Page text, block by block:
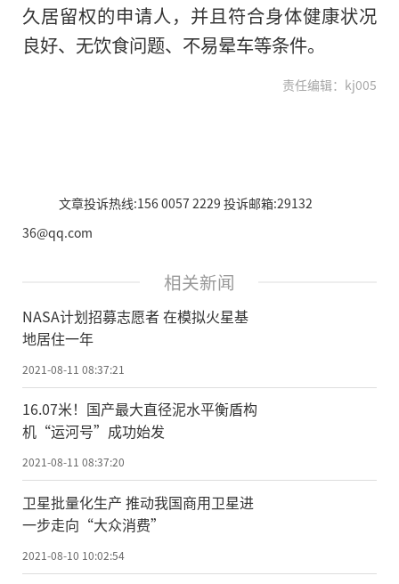
久居留权的申请人，并且符合身体健康状况
良好、无饮食问题、不易晕车等条件。
责任编辑：kj005
文章投诉热线:156 0057 2229 投诉邮箱:29132
36@qq.com
相关新闻
NASA计划招募志愿者 在模拟火星基
地居住一年
2021-08-11 08:37:21
16.07米！国产最大直径泥水平衡盾构
机“运河号”成功始发
2021-08-11 08:37:20
卫星批量化生产 推动我国商用卫星进
一步走向“大众消费”
2021-08-10 10:02:54